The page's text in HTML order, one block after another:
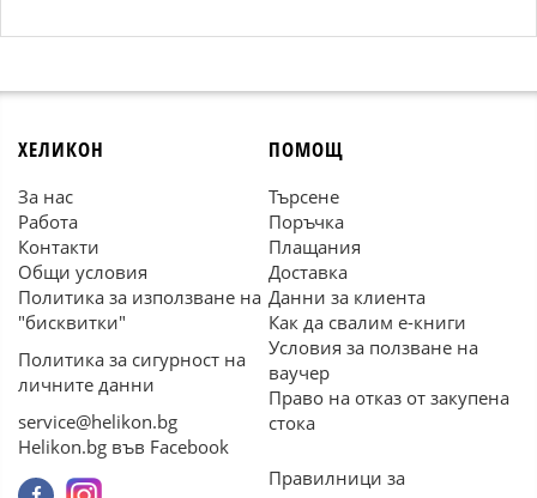
ХЕЛИКОН
За нас
Работа
Контакти
Общи условия
Политика за използване на
"бисквитки"
Политика за сигурност на
личните данни
service@helikon.bg
Helikon.bg във Facebook
ПОМОЩ
Търсене
Поръчка
Плащания
Доставка
Данни за клиента
Как да свалим е-книги
Условия за ползване на
ваучер
Право на отказ от закупена
стока
Правилници за